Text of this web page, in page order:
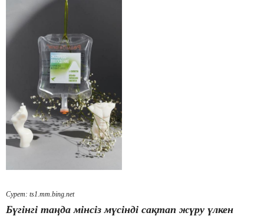
Сурет: ts1.mm.bing.net
Бүгінгі таңда мінсіз мүсінді сақтап жүру үлкен